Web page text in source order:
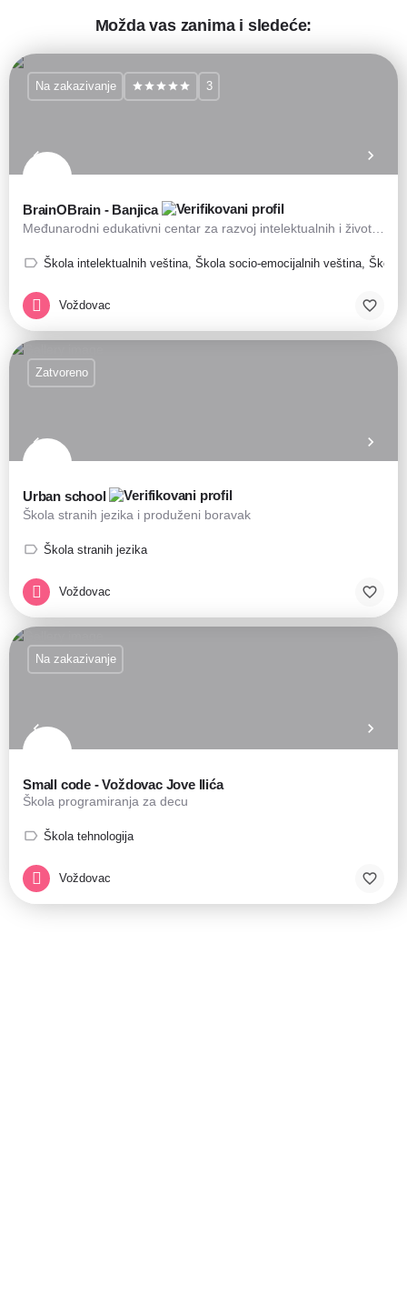
Možda vas zanima i sledeće:
BrainOBrain - Banjica
Škola intelektualnih veština, Škola socio-emocijalnih veština, Škola
Na zakazivanje 3
Voždovac
Urban school
Škola stranih jezika i produženi boravak
Škola stranih jezika
Zatvoreno
Voždovac
Small code - Voždovac Jove Ilića
Škola programiranja za decu
Škola tehnologija
Na zakazivanje
Voždovac